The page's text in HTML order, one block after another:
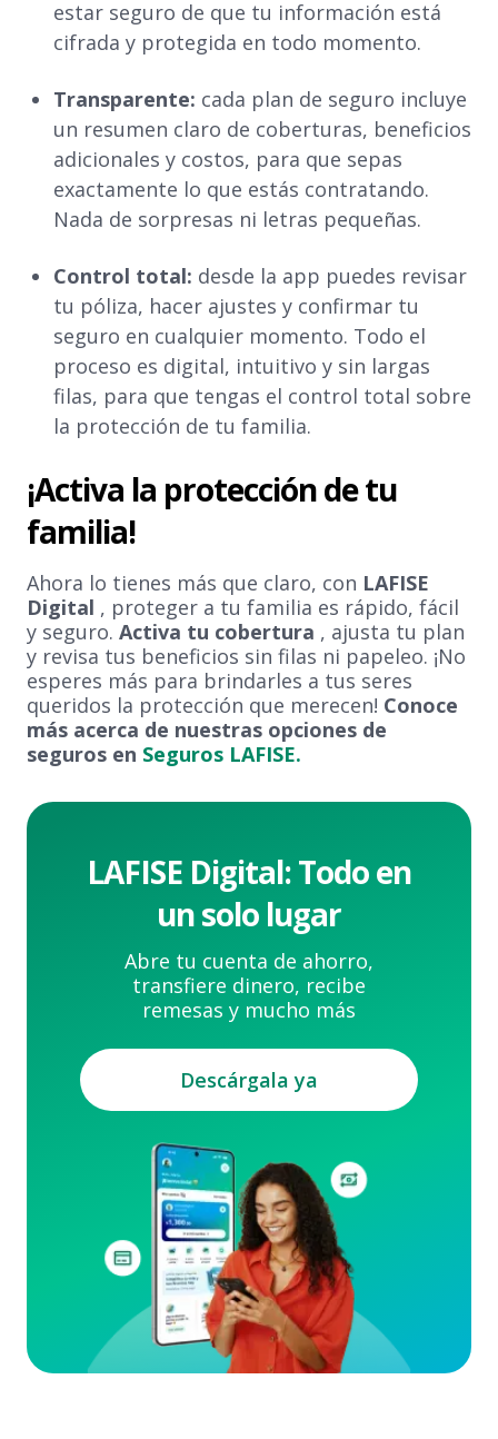
estar seguro de que tu información está
cifrada y protegida en todo momento.
Transparente: cada plan de seguro incluye
un resumen claro de coberturas, beneficios
adicionales y costos, para que sepas
exactamente lo que estás contratando.
Nada de sorpresas ni letras pequeñas.
Control total: desde la app puedes revisar
tu póliza, hacer ajustes y confirmar tu
seguro en cualquier momento. Todo el
proceso es digital, intuitivo y sin largas
filas, para que tengas el control total sobre
la protección de tu familia.
¡Activa la protección de tu
familia!
Ahora lo tienes más que claro, con LAFISE
Digital , proteger a tu familia es rápido, fácil
y seguro. Activa tu cobertura , ajusta tu plan
y revisa tus beneficios sin filas ni papeleo. ¡No
esperes más para brindarles a tus seres
queridos la protección que merecen! Conoce
más acerca de nuestras opciones de
seguros en Seguros LAFISE.
LAFISE Digital: Todo en
un solo lugar
Abre tu cuenta de ahorro,
transfiere dinero, recibe
remesas y mucho más
Descárgala ya